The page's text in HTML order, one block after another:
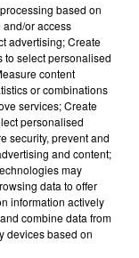
À
DE...
2026
prévu,
rappeler
LA
based on
and/or access
advertising; Create
to select personalised
content
or combinations
services; Create
personalised
security, prevent and
and content;
may
data to offer
information actively
combine data from
devices based on